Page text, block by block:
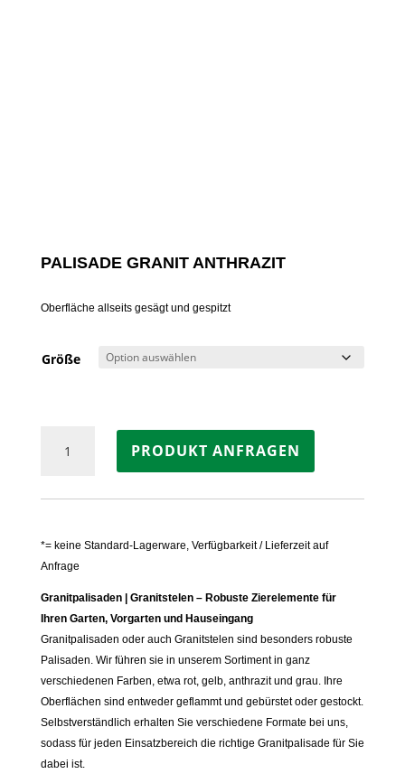
PALISADE GRANIT ANTHRAZIT
Oberfläche allseits gesägt und gespitzt
Größe
Granit
Menge
PRODUKT ANFRAGEN
*= keine Standard-Lagerware, Verfügbarkeit / Lieferzeit auf
Anfrage
Granitpalisaden | Granitstelen – Robuste Zierelemente für
Ihren Garten, Vorgarten und Hauseingang
Granitpalisaden oder auch Granitstelen sind besonders robuste
Palisaden. Wir führen sie in unserem Sortiment in ganz
verschiedenen Farben, etwa rot, gelb, anthrazit und grau. Ihre
Oberflächen sind entweder geflammt und gebürstet oder gestockt.
Selbstverständlich erhalten Sie verschiedene Formate bei uns,
sodass für jeden Einsatzbereich die richtige Granitpalisade für Sie
dabei ist.